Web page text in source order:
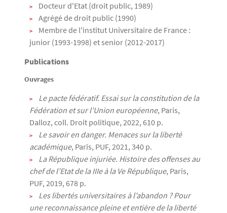
Docteur d'Etat (droit public, 1989)
Agrégé de droit public (1990)
Membre de l'institut Universitaire de France :
junior (1993-1998) et senior (2012-2017)
Publications
Ouvrages
Le pacte fédératif. Essai sur la constitution de la
Fédération et sur l’Union européenne, Paris,
Dalloz, coll. Droit politique, 2022, 610 p.
Le savoir en danger. Menaces sur la liberté
académique, Paris, PUF, 2021, 340 p.
La République injuriée. Histoire des offenses au
chef de l’Etat de la IIIe à la Ve République, Paris,
PUF, 2019, 678 p.
Les libertés universitaires à l’abandon ? Pour
une reconnaissance pleine et entière de la liberté